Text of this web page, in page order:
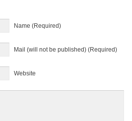
Name (Required)
Mail (will not be published) (Required)
Website